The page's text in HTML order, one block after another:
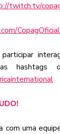
twitch.tv/
CopagOficial
hashtags
com uma